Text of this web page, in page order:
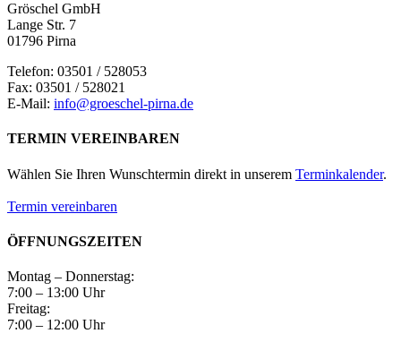
Gröschel GmbH
Lange Str. 7
01796 Pirna
Telefon: 03501 / 528053
Fax: 03501 / 528021
E-Mail: info@groeschel-pirna.de
TERMIN VEREINBAREN
Wählen Sie Ihren Wunschtermin direkt in unserem Terminkalender.
Termin vereinbaren
ÖFFNUNGSZEITEN
Montag – Donnerstag:
7:00 – 13:00 Uhr
Freitag:
7:00 – 12:00 Uhr